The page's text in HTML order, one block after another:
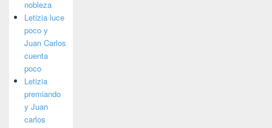
nobleza
Letizia luce
poco y
Juan Carlos
cuenta
poco
Letizia
premiando
y Juan
carlos